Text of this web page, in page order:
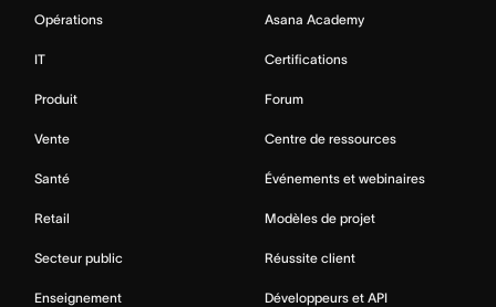
Opérations
IT
Produit
Vente
Santé
Retail
Secteur public
Enseignement
Asana Academy
Certifications
Forum
Centre de ressources
Événements et webinaires
Modèles de projet
Réussite client
Développeurs et API